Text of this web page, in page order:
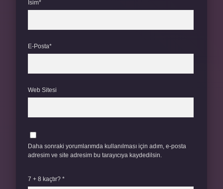
İsim*
E-Posta*
Web Sitesi
Daha sonraki yorumlarımda kullanılması için adım, e-posta
adresim ve site adresim bu tarayıcıya kaydedilsin.
7 + 8 kaçtır? *